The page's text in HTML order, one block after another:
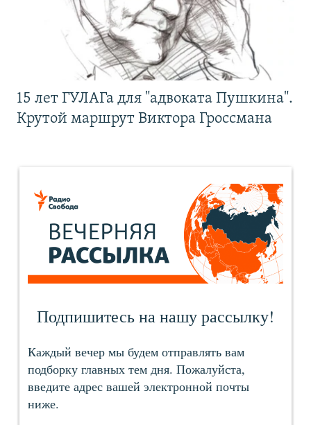
15 лет ГУЛАГа для "адвоката Пушкина".
Крутой маршрут Виктора Гроссмана